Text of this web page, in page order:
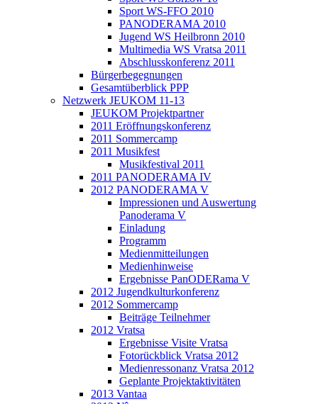
Sport WS-FFO 2010
PANODERAMA 2010
Jugend WS Heilbronn 2010
Multimedia WS Vratsa 2011
Abschlusskonferenz 2011
Bürgerbegegnungen
Gesamtüberblick PPP
Netzwerk JEUKOM 11-13
JEUKOM Projektpartner
2011 Eröffnungskonferenz
2011 Sommercamp
2011 Musikfest
Musikfestival 2011
2011 PANODERAMA IV
2012 PANODERAMA V
Impressionen und Auswertung
Panoderama V
Einladung
Programm
Medienmitteilungen
Medienhinweise
Ergebnisse PanODERama V
2012 Jugendkulturkonferenz
2012 Sommercamp
Beiträge Teilnehmer
2012 Vratsa
Ergebnisse Visite Vratsa
Fotorückblick Vratsa 2012
Medienressonanz Vratsa 2012
Geplante Projektaktivitäten
2013 Vantaa